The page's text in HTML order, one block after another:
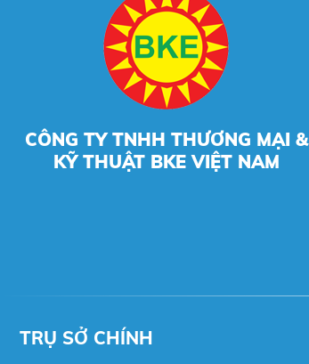
CÔNG TY TNHH THƯƠNG MẠI &
KỸ THUẬT BKE VIỆT NAM
TRỤ SỞ CHÍNH